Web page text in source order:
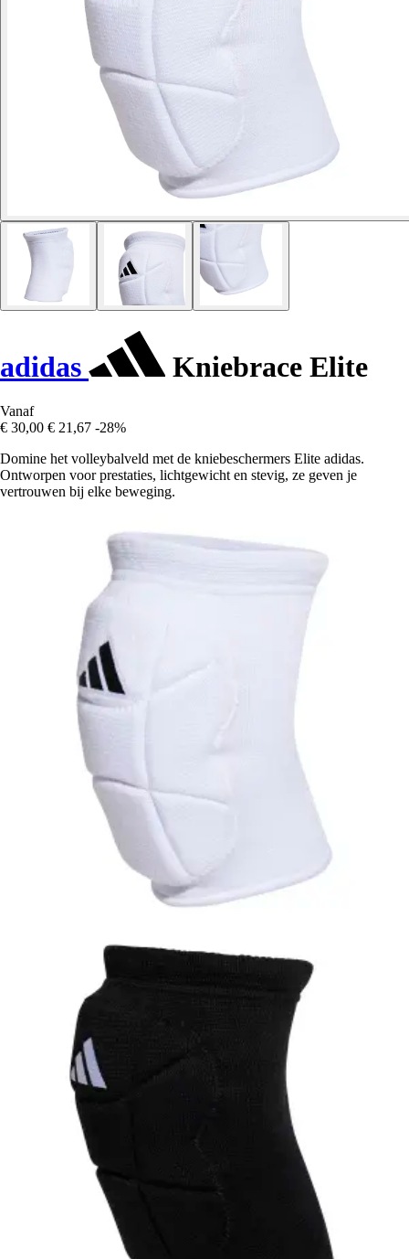
adidas Kniebrace Elite
Vanaf
€ 30,00 € 21,67 -28%
Domine het volleybalveld met de kniebeschermers Elite adidas.
Ontworpen voor prestaties, lichtgewicht en stevig, ze geven je
vertrouwen bij elke beweging.